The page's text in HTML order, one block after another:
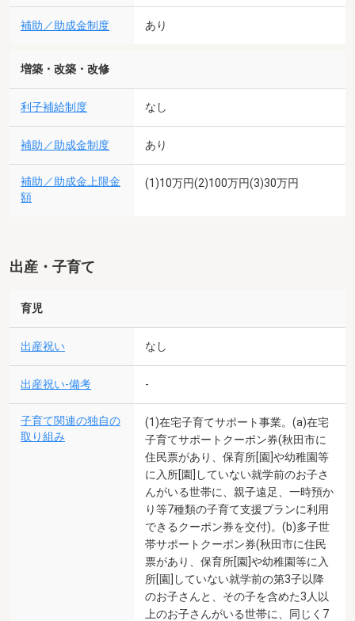
補助／助成金制度 あり
増築・改築・改修
利子補給制度 なし
補助／助成金制度 あり
補助／助成金上限金
額
(1)10万円(2)100万円(3)30万円
出産・子育て
育児
出産祝い なし
出産祝い-備考 -
子育て関連の独自の
取り組み
(1)在宅子育てサポート事業。(a)在宅
子育てサポートクーポン券(秋田市に
住民票があり、保育所[園]や幼稚園等
に入所[園]していない就学前のお子さ
んがいる世帯に、親子遠足、一時預か
り等7種類の子育て支援プランに利用
できるクーポン券を交付)。(b)多子世
帯サポートクーポン券(秋田市に住民
票があり、保育所[園]や幼稚園等に入
所[園]していない就学前の第3子以降
のお子さんと、その子を含めた3人以
上のお子さんがいる世帯に、同じく7